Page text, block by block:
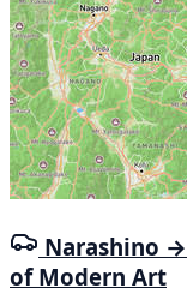
Narashino
of Modern Art